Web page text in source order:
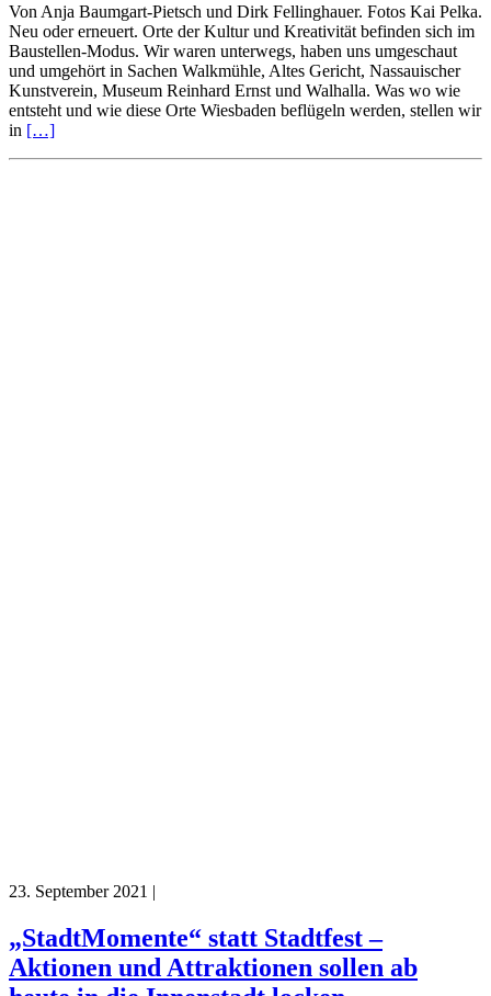
Von Anja Baumgart-Pietsch und Dirk Fellinghauer. Fotos Kai Pelka.
Neu oder erneuert. Orte der Kultur und Kreativität befinden sich im
Baustellen-Modus. Wir waren unterwegs, haben uns umgeschaut
und umgehört in Sachen Walkmühle, Altes Gericht, Nassauischer
Kunstverein, Museum Reinhard Ernst und Walhalla. Was wo wie
entsteht und wie diese Orte Wiesbaden beflügeln werden, stellen wir
in […]
23. September 2021 |
„StadtMomente“ statt Stadtfest –
Aktionen und Attraktionen sollen ab